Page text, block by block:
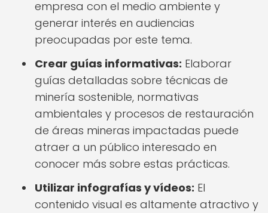
empresa con el medio ambiente y
generar interés en audiencias
preocupadas por este tema.
Crear guías informativas: Elaborar
guías detalladas sobre técnicas de
minería sostenible, normativas
ambientales y procesos de restauración
de áreas mineras impactadas puede
atraer a un público interesado en
conocer más sobre estas prácticas.
Utilizar infografías y vídeos: El
contenido visual es altamente atractivo y